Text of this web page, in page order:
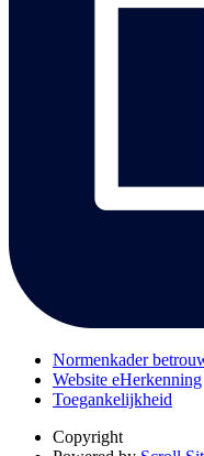
Normenkader
Website eHerkenning
Toegankelijkheid
Copyright